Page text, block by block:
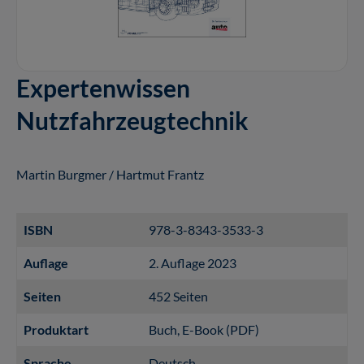
Expertenwissen
Nutzfahrzeugtechnik
Martin Burgmer / Hartmut Frantz
ISBN 978-3-8343-3533-3
Auflage 2. Auflage 2023
Seiten 452 Seiten
Produktart Buch , E-Book (PDF)